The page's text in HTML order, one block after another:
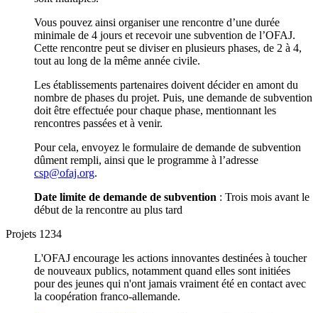
Vous pouvez ainsi organiser une rencontre d’une durée
minimale de 4 jours et recevoir une subvention de l’OFAJ.
Cette rencontre peut se diviser en plusieurs phases, de 2 à 4,
tout au long de la même année civile.
Les établissements partenaires doivent décider en amont du
nombre de phases du projet. Puis, une demande de subvention
doit être effectuée pour chaque phase, mentionnant les
rencontres passées et à venir.
Pour cela, envoyez le formulaire de demande de subvention
dûment rempli, ainsi que le programme à l’adresse
csp@ofaj.org.
Date limite de demande de subvention : Trois mois avant le
début de la rencontre au plus tard
Projets 1234
L'OFAJ encourage les actions innovantes destinées à toucher
de nouveaux publics, notamment quand elles sont initiées
pour des jeunes qui n'ont jamais vraiment été en contact avec
la coopération franco-allemande.